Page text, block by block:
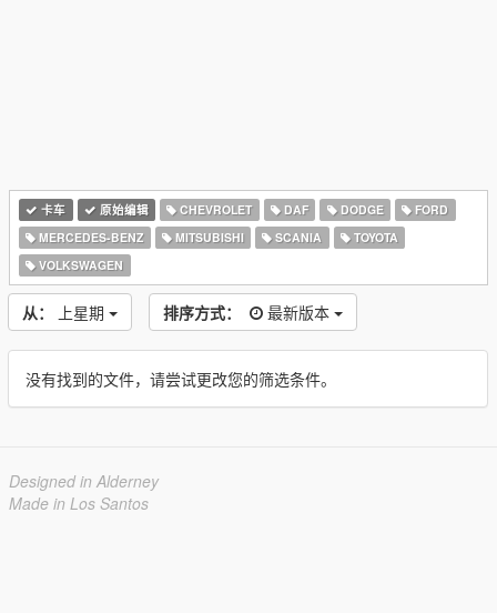
卡车 原始编辑 CHEVROLET DAF DODGE
FORD
MERCEDES-BENZ
MITSUBISHI SCANIA
TOYOTA
VOLKSWAGEN
从： 上星期 排序方式： 最新版本
没有找到的文件，请尝试更改您的筛选条件。
Designed in Alderney
Made in Los Santos